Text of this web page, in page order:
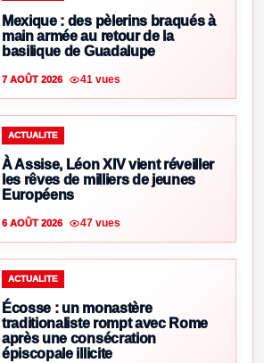
Mexique : des pèlerins braqués à
main armée au retour de la
basilique de Guadalupe
7 AOÛT 2026 41 vues
ACTUALITE
À Assise, Léon XIV vient réveiller
les rêves de milliers de jeunes
Européens
6 AOÛT 2026 47 vues
ACTUALITE
Écosse : un monastère
traditionaliste rompt avec Rome
après une consécration
épiscopale illicite